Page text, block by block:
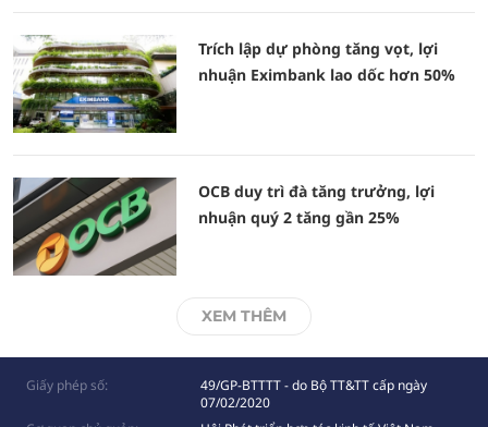
Trích lập dự phòng tăng vọt, lợi
nhuận Eximbank lao dốc hơn 50%
OCB duy trì đà tăng trưởng, lợi
nhuận quý 2 tăng gần 25%
XEM THÊM
Giấy phép số:
49/GP-BTTTT - do Bộ TT&TT cấp ngày
07/02/2020